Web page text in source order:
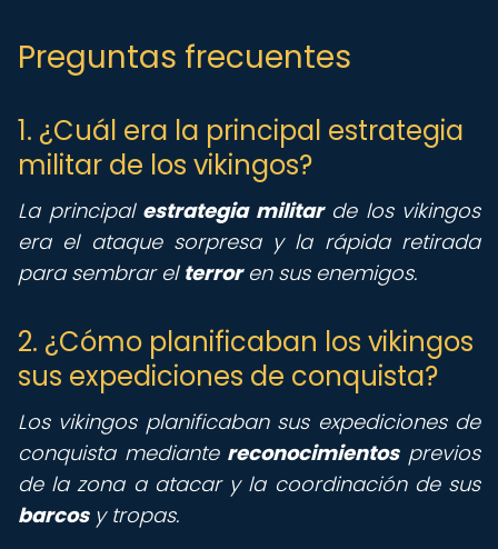
Preguntas frecuentes
1. ¿Cuál era la principal estrategia
militar de los vikingos?
La principal estrategia militarde los vikingos
era el ataque sorpresa y la rápida retirada
para sembrar el terroren sus enemigos.
2. ¿Cómo planificaban los vikingos
sus expediciones de conquista?
Los vikingos planificaban sus expediciones de
conquista mediante reconocimientosprevios
de la zona a atacar y la coordinación de sus
barcosy tropas.